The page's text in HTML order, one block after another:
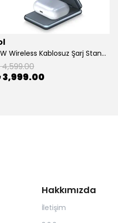
AirFlod 15W Wireless Kablosuz Şarj Standı Alüminyum Katlanabilir 3in1 iPhone-android-watch-airpods
3,999.00
Hakkımızda
İletişim